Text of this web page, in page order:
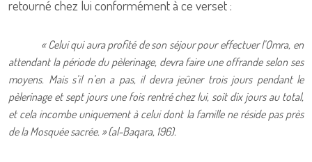
retourné chez lui conformément à ce verset :
« Celui qui aura profité de son séjour pour effectuer l’Omra, en
attendant la période du pèlerinage, devra faire une offrande selon ses
moyens. Mais s’il n’en a pas, il devra jeûner trois jours pendant le
pèlerinage et sept jours une fois rentré chez lui, soit dix jours au total,
et cela incombe uniquement à celui dont la famille ne réside pas près
de la Mosquée sacrée. » (al-Baqara, 196).